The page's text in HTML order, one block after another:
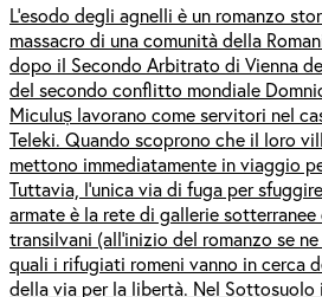
L’esodo degli agnelli è un romanzo
massacro di una comunità della
dopo il Secondo Arbitrato di Vienna
del secondo conflitto mondiale
Miculuș lavorano come servitori nel
Teleki. Quando scoprono che il loro
mettono immediatamente in viaggio
Tuttavia, l’unica via di fuga per
armate è la rete di gallerie
transilvani (all’inizio del romanzo se
quali i rifugiati romeni vanno in cerca
della via per la libertà. Nel